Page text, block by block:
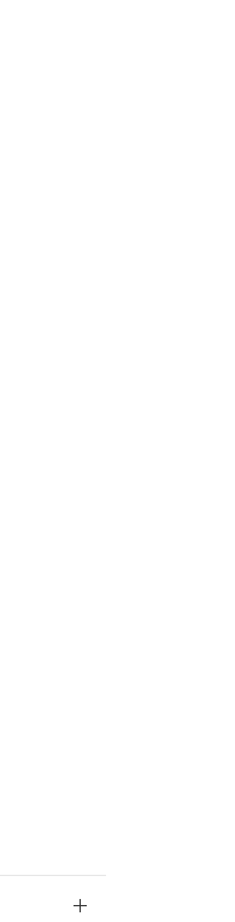
はありません。
品に未対応品が
年1月12日よ